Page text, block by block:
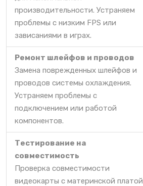
производительности. Устраняем
проблемы с низким FPS или
зависаниями в играх.
Ремонт шлейфов и проводов
Замена поврежденных шлейфов и
проводов системы охлаждения.
Устраняем проблемы с
подключением или работой
компонентов.
Тестирование на
совместимость
Проверка совместимости
видеокарты с материнской платой